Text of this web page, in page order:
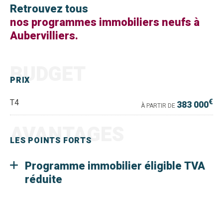
Retrouvez tous
nos programmes immobiliers neufs à
Aubervilliers.
PRIX
BUDGET
T4 À PARTIR DE 383 000€
LES POINTS FORTS
AVANTAGES
Programme immobilier éligible TVA
réduite